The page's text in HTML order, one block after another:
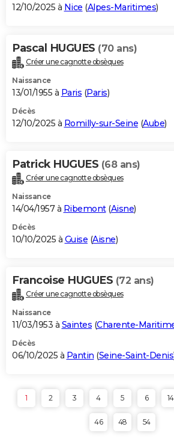
12/10/2025 à Nice (Alpes-Maritimes)
Pascal HUGUES (70 ans)
Créer une cagnotte obsèques
Naissance
13/01/1955 à Paris (Paris)
Décès
12/10/2025 à Romilly-sur-Seine (Aube)
Patrick HUGUES (68 ans)
Créer une cagnotte obsèques
Naissance
14/04/1957 à Ribemont(Aisne)
Décès
10/10/2025 à Guise (Aisne)
Francoise HUGUES (72 ans)
Créer une cagnotte obsèques
Naissance
11/03/1953 à Saintes (Charente-
Décès
06/10/2025 à Pantin (Seine-Saint-Denis
1 2 3 4 5 6 14
46 48 54